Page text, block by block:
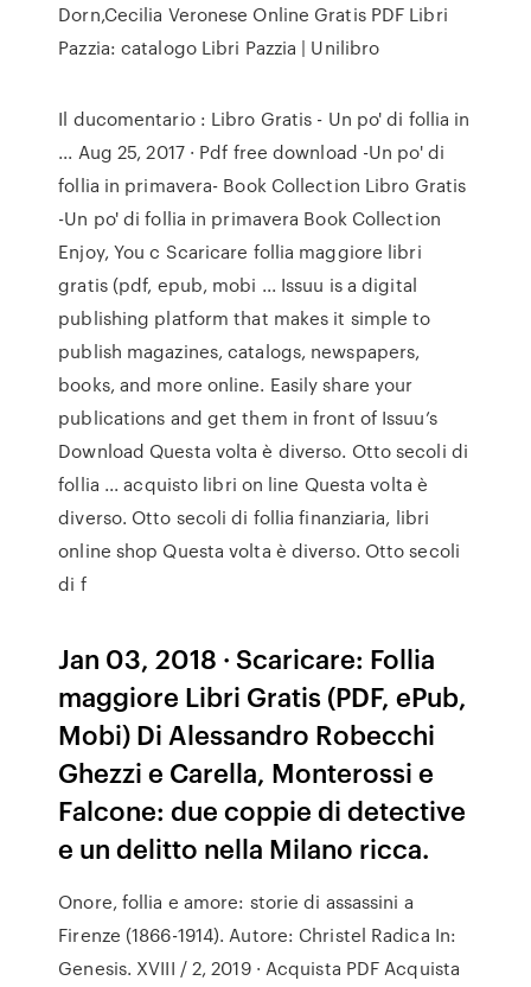
Dorn,Cecilia Veronese Online Gratis PDF Libri
Pazzia: catalogo Libri Pazzia | Unilibro
Il ducomentario : Libro Gratis - Un po' di follia in
... Aug 25, 2017 · Pdf free download -Un po' di
follia in primavera- Book Collection Libro Gratis
-Un po' di follia in primavera Book Collection
Enjoy, You c Scaricare follia maggiore libri
gratis (pdf, epub, mobi ... Issuu is a digital
publishing platform that makes it simple to
publish magazines, catalogs, newspapers,
books, and more online. Easily share your
publications and get them in front of Issuu’s
Download Questa volta è diverso. Otto secoli di
follia ... acquisto libri on line Questa volta è
diverso. Otto secoli di follia finanziaria, libri
online shop Questa volta è diverso. Otto secoli
di f
Jan 03, 2018 · Scaricare: Follia
maggiore Libri Gratis (PDF, ePub,
Mobi) Di Alessandro Robecchi
Ghezzi e Carella, Monterossi e
Falcone: due coppie di detective
e un delitto nella Milano ricca.
Onore, follia e amore: storie di assassini a
Firenze (1866-1914). Autore: Christel Radica In:
Genesis. XVIII / 2, 2019 · Acquista PDF Acquista